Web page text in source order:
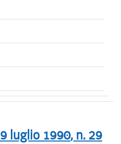
9 luglio 1990, n. 29